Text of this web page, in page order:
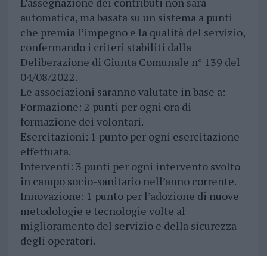
automatica, ma basata su un sistema a punti
che premia l’impegno e la qualità del servizio,
confermando i criteri stabiliti dalla
Deliberazione di Giunta Comunale n° 139 del
04/08/2022.
Le associazioni saranno valutate in base a:
Formazione: 2 punti per ogni ora di
formazione dei volontari.
Esercitazioni: 1 punto per ogni esercitazione
effettuata.
Interventi: 3 punti per ogni intervento svolto
in campo socio-sanitario nell’anno corrente.
Innovazione: 1 punto per l’adozione di nuove
metodologie e tecnologie volte al
miglioramento del servizio e della sicurezza
degli operatori.